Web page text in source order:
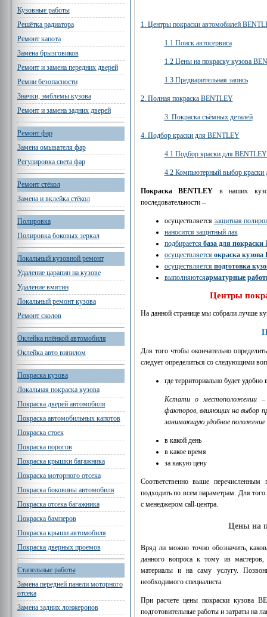
Кузовные работы
Решётка радиатора
Ремонт капота
Замена брызговиков
Ремонт и замена передних дверей
Ремни безопасности
Значки, эмблемы кузова
Ремонт и замена задних дверей
Ремонт фар
Замена омывателя фар
Регулировка света фар
Ремонт стёкол
Замена и вклейка стёкол
Полировка
Полировка боковых зеркал
Локальный кузовной ремонт
Удаление царапин на кузове
Удаление вмятин
Локальный ремонт кузова
Ремонт сколов
Оклейка плёнкой автомобиля
Оклейка авто винилом
Покраска кузова
Локальная покраска кузова
Покраска дверей автомобиля
Покраска автомобильных капотов
Покраска стоек
Покраска порогов
Покраска крышки багажника
Покраска моторного отсека
Покраска боковины автомобиля
Покраска отсека багажника
Покраска бамперов
Покраска крыши автомобиля
Покраска дверных проемов
Стапельные работы
Замена передней панели моторного
отсека
Замена задних лонжеронов
1. Центры покраски автомобилей
1.1 Поиск автосервиса
1.2 Цены на покраску кузова
1.3 Предварительная запись
2. Полная покраска BENTLEY
3. Покраска съёмных деталей
4. Подбор краски для BENTLEY
4.1 Подбор краски для
4.2 Компьютерный выбор
Покраска BENTLEY в наших
последовательности –
осуществляется защитная
наносится защитный лак
подбирается база для покраски
осуществляется окраска
осуществляется подготовка
выполняютсяарматурные
Центры
На данной странице мы собрали лучше
Для того чтобы окончательно
следует определиться со следующими
где территориально будет
Кстати о местоположении –
факторов, влияющих на выбор
занимающую удобное
в какой день
в какое время
за какую цену
Соответственно выше
подходить по всем параметрам. Для
с менеджером call-центра.
Цены на
Вряд ли можно точно обозначить,
данного вопроса к тому из
материалы и на саму услугу.
необходимого специалиста.
При расчете цены покраски кузова
подготовительные работы и затраты на